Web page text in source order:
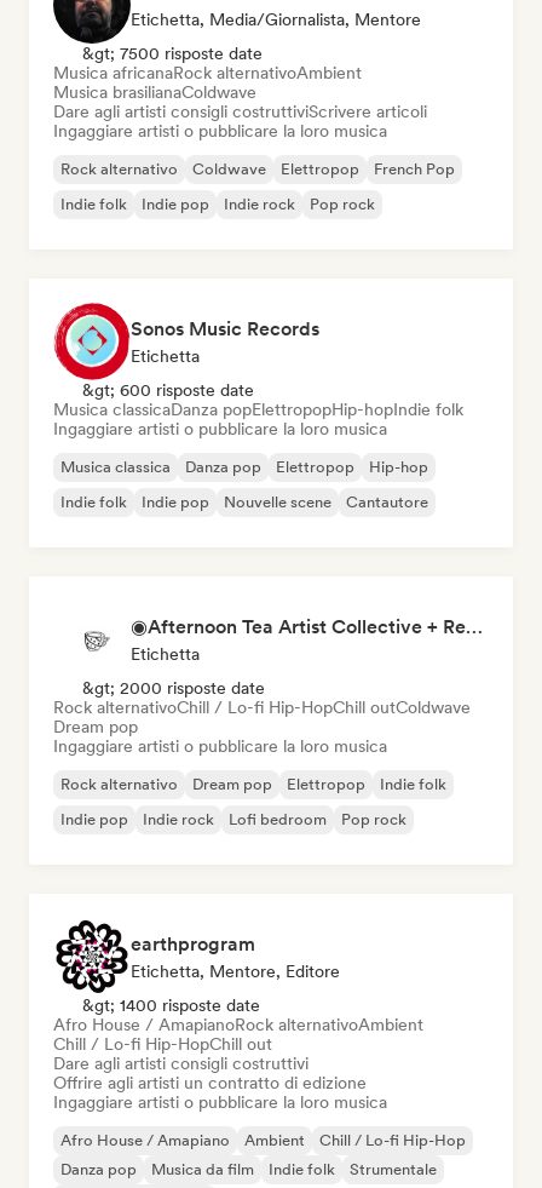
Etichetta, Media/Giornalista, Mentore
&gt; 7500 risposte date
Musica africanaRock alternativoAmbient
Musica brasilianaColdwave
Dare agli artisti consigli costruttiviScrivere articoli
Ingaggiare artisti o pubblicare la loro musica
Rock alternativo Coldwave Elettropop
French Pop
Indie folk
Indie pop Indie rock Pop rock
Sonos Music Records
Etichetta
&gt; 600 risposte date
Musica classicaDanza popElettropopHip-hopIndie folk
Ingaggiare artisti o pubblicare la loro musica
Musica classica Danza pop Elettropop
Hip-hop
Indie folk
Indie pop Nouvelle scene Cantautore
◉Afternoon Tea Artist Collective + Record Label◉
Etichetta
&gt; 2000 risposte date
Rock alternativoChill / Lo-fi Hip-HopChill outColdwave
Dream pop
Ingaggiare artisti o pubblicare la loro musica
Rock alternativo Dream pop Elettropop
Indie folk
Indie pop
Indie rock Lofi bedroom Pop rock
earthprogram
Etichetta, Mentore, Editore
&gt; 1400 risposte date
Afro House / AmapianoRock alternativoAmbient
Chill / Lo-fi Hip-HopChill out
Dare agli artisti consigli costruttivi
Offrire agli artisti un contratto di edizione
Ingaggiare artisti o pubblicare la loro musica
Afro House / Amapiano Ambient
Chill / Lo-fi Hip-Hop
Danza pop
Musica da film Indie folk
Strumentale